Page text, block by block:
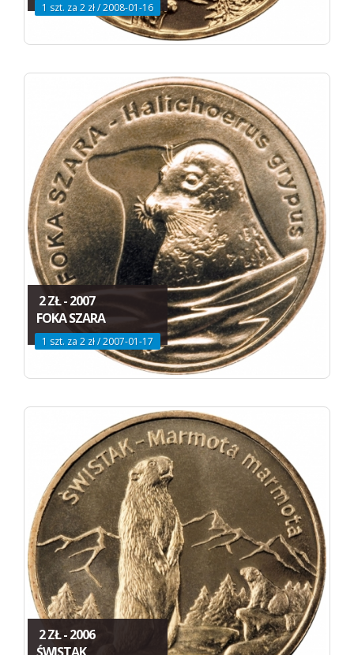
1 szt. za 2 zł / 2008-01-16
2 ZŁ - 2007
FOKA SZARA
1 szt. za 2 zł / 2007-01-17
2 ZŁ - 2006